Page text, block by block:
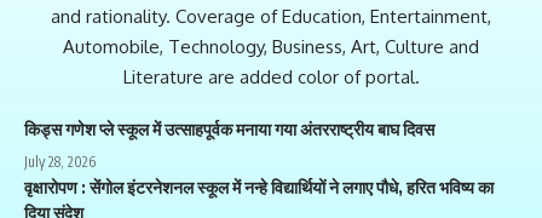
and rationality. Coverage of Education, Entertainment,
Automobile, Technology, Business, Art, Culture and
Literature are added color of portal.
किड्स गणेश प्ले स्कूल में उत्साहपूर्वक मनाया गया अंतरराष्ट्रीय बाघ दिवस
July 28, 2026
वृक्षारोपण : सेंगोल इंटरनेशनल स्कूल में नन्हे विद्यार्थियों ने लगाए पौधे, हरित भविष्य का
दिया संदेश